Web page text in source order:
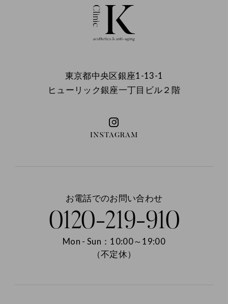
INSTAGRAM
東京都中央区銀座1-13-1
ヒューリック銀座一丁目ビル２階
お電話でのお問い合わせ
0120-219-910
Mon - Sun：10:00～19:00
（不定休）